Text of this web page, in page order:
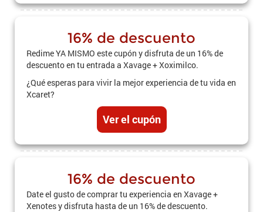
16% de descuento
Redime YA MISMO este cupón y disfruta de un 16% de
descuento en tu entrada a Xavage + Xoximilco.
¿Qué esperas para vivir la mejor experiencia de tu vida en
Xcaret?
Ver el cupón
16% de descuento
Date el gusto de comprar tu experiencia en Xavage +
Xenotes y disfruta hasta de un 16% de descuento.